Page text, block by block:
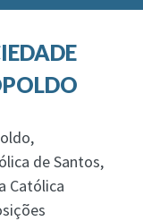
de Santos,
Católica